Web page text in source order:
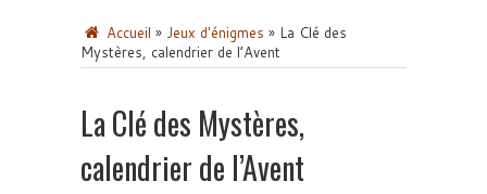
Accueil » Jeux d'énigmes » La Clé des
Mystères, calendrier de l’Avent
La Clé des Mystères,
calendrier de l’Avent